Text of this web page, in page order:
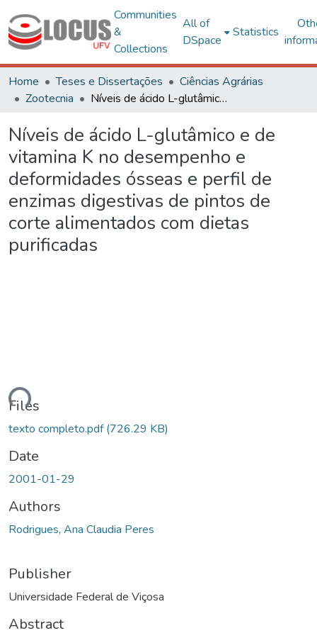
Communities
&
Collections
All of
DSpace
Statistics
Home Teses e Dissertações
Ciências Agrárias
Zootecnia
Níveis de ácido L-glutâmico e de vitamina K no desempenho e deformidades ósseas e perfil de enzimas digestivas de pintos de corte alimentados com dietas purificadas
Níveis de ácido L-glutâmico e de
vitamina K no desempenho e
deformidades ósseas e perfil de
enzimas digestivas de pintos de
corte alimentados com dietas
purificadas
Loading...
Files
texto completo.pdf(726.29 KB)
Date
2001-01-29
Authors
Rodrigues, Ana Claudia Peres
Publisher
Universidade Federal de Viçosa
Abstract